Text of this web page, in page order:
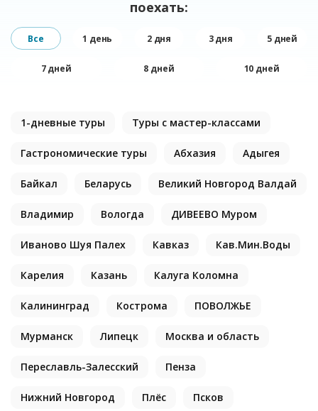
поехать:
Все 1 день 2 дня 3 дня 5 дней
7 дней 8 дней 10 дней
1-дневные туры Туры с мастер-классами
Гастрономические туры Абхазия Адыгея
Байкал Беларусь Великий Новгород Валдай
Владимир Вологда ДИВЕЕВО Муром
Иваново Шуя Палех Кавказ Кав.Мин.Воды
Карелия Казань Калуга Коломна
Калининград Кострома ПОВОЛЖЬЕ
Мурманск Липецк Москва и область
Переславль-Залесский Пенза
Нижний Новгород Плёс Псков